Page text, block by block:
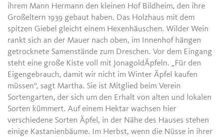
ihrem Mann Hermann den kleinen Hof Bildheim, den ihre
Großeltern 1939 gebaut haben. Das Holzhaus mit dem
spitzen Giebel gleicht einem Hexenhäuschen. Wilder Wein
rankt sich an der Mauer nach oben, im Innenhof hängen
getrocknete Samenstände zum Dreschen. Vor dem Eingang
steht eine große Kiste voll mit JonagoldÄpfeln. „Für den
Eigengebrauch, damit wir nicht im Winter Äpfel kaufen
müssen“, sagt Martha. Sie ist Mitglied beim Verein
Sortengarten, der sich um den Erhalt von alten und lokalen
Sorten kümmert. Auf einem Hektar wachsen hier
verschiedene Sorten Äpfel, in der Nähe des Hauses stehen
einige Kastanienbäume. Im Herbst, wenn die Nüsse in ihrer